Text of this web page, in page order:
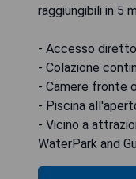
raggiungibili in 5
- Accesso
- Colazione
- Camere fronte
- Piscina
- Vicino a
WaterPark and